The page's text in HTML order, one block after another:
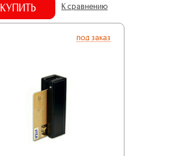
КУПИТЬ К сравнению
под заказ